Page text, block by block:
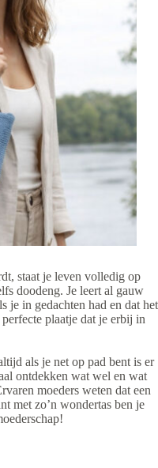
staat je leven volledig op
doodeng. Je leert al gauw
je in gedachten had en dat het
plaatje dat je erbij in
als je net op pad bent is er
ontdekken wat wel en wat
moeders weten dat een
met zo’n wondertas ben je